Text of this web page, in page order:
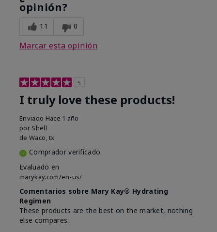
opinión?
11 0
Marcar esta opinión
5
I truly love these products!
Enviado Hace 1 año
por Shell
de Waco, tx
Comprador verificado
Evaluado en
marykay.com/en-us/
Comentarios sobre Mary Kay® Hydrating
Regimen
These products are the best on the market, nothing
else compares.